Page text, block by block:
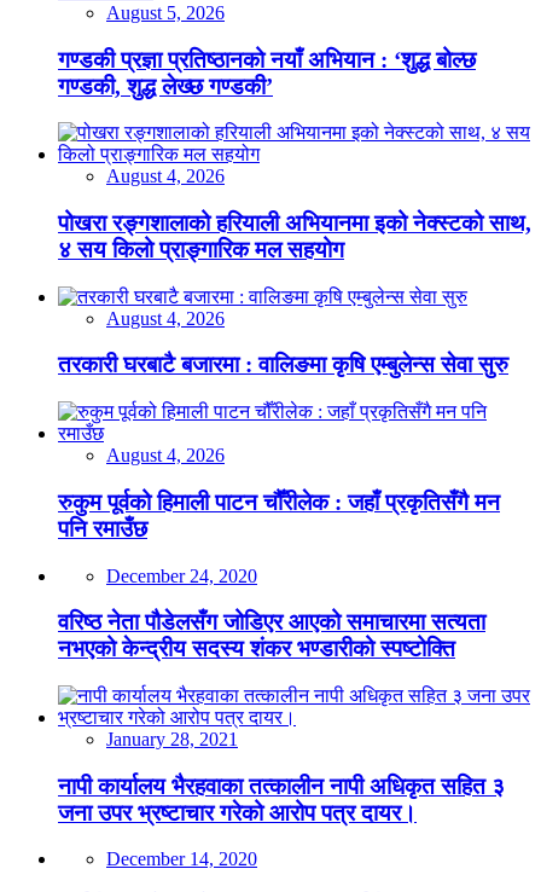
August 5, 2026
गण्डकी प्रज्ञा प्रतिष्ठानको नयाँ अभियान : ‘शुद्ध बोल्छ
गण्डकी, शुद्ध लेख्छ गण्डकी’
August 4, 2026
पोखरा रङ्गशालाको हरियाली अभियानमा इको नेक्स्टको साथ,
४ सय किलो प्राङ्गारिक मल सहयोग
August 4, 2026
तरकारी घरबाटै बजारमा : वालिङमा कृषि एम्बुलेन्स सेवा सुरु
August 4, 2026
रुकुम पूर्वको हिमाली पाटन चौँरीलेक : जहाँ प्रकृतिसँगै मन
पनि रमाउँछ
December 24, 2020
वरिष्ठ नेता पौडेलसँग जोडिएर आएको समाचारमा सत्यता
नभएको केन्द्रीय सदस्य शंकर भण्डारीको स्पष्टोक्ति
January 28, 2021
नापी कार्यालय भैरहवाका तत्कालीन नापी अधिकृत सहित ३
जना उपर भ्रष्टाचार गरेको आरोप पत्र दायर।
December 14, 2020